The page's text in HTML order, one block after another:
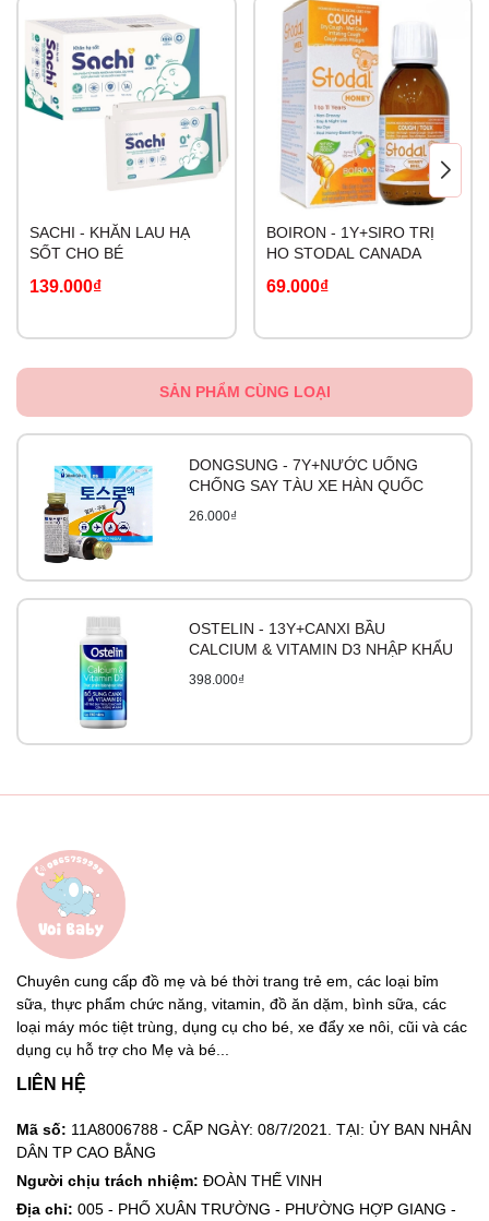
SACHI - KHĂN LAU HẠ
SỐT CHO BÉ
139.000₫
BOIRON - 1Y+SIRO TRỊ
HO STODAL CANADA
69.000₫
SẢN PHẨM CÙNG LOẠI
DONGSUNG - 7Y+NƯỚC UỐNG
CHỐNG SAY TÀU XE HÀN QUỐC
26.000₫
OSTELIN - 13Y+CANXI BẦU
CALCIUM & VITAMIN D3 NHẬP KHẨU
398.000₫
Chuyên cung cấp đồ mẹ và bé thời trang trẻ em, các loại bỉm
sữa, thực phẩm chức năng, vitamin, đồ ăn dặm, bình sữa, các
loại máy móc tiệt trùng, dụng cụ cho bé, xe đẩy xe nôi, cũi và các
dụng cụ hỗ trợ cho Mẹ và bé...
LIÊN HỆ
Mã số: 11A8006788 - CẤP NGÀY: 08/7/2021. TẠI: ỦY BAN NHÂN
DÂN TP CAO BẰNG
Người chịu trách nhiệm: ĐOÀN THẾ VINH
Địa chỉ: 005 - PHỐ XUÂN TRƯỜNG - PHƯỜNG HỢP GIANG -